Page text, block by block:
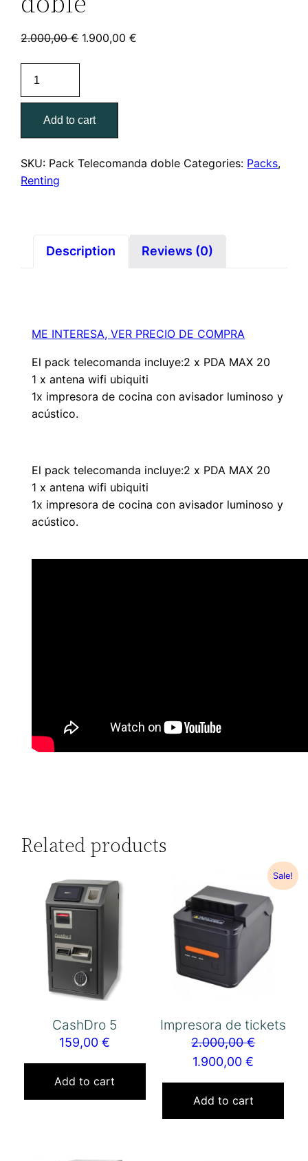
2.000,00€ 1.900,00€
Add to cart
SKU: Pack Telecomanda doble Categories: Packs,
Renting
Description Reviews (0)
ME INTERESA, VER PRECIO DE COMPRA
El pack telecomanda incluye:2 x PDA MAX 20
1 x antena wifi ubiquiti
1x impresora de cocina con avisador luminoso y
acústico.
El pack telecomanda incluye:2 x PDA MAX 20
1 x antena wifi ubiquiti
1x impresora de cocina con avisador luminoso y
acústico.
Related products
CashDro 5
159,00€
Add to cart
Sale!
Impresora de tickets
2.000,00€
1.900,00€
Add to cart